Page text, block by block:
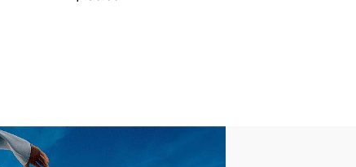
une bonne santé
Polyester
Self Lining